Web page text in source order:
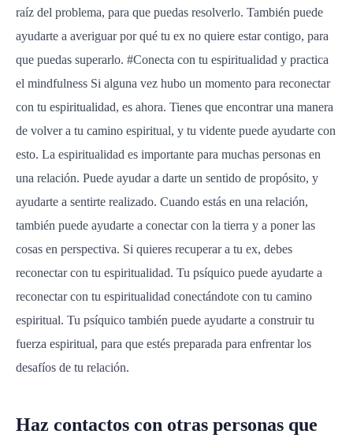
raíz del problema, para que puedas resolverlo. También puede
ayudarte a averiguar por qué tu ex no quiere estar contigo, para
que puedas superarlo. #Conecta con tu espiritualidad y practica
el mindfulness Si alguna vez hubo un momento para reconectar
con tu espiritualidad, es ahora. Tienes que encontrar una manera
de volver a tu camino espiritual, y tu vidente puede ayudarte con
esto. La espiritualidad es importante para muchas personas en
una relación. Puede ayudar a darte un sentido de propósito, y
ayudarte a sentirte realizado. Cuando estás en una relación,
también puede ayudarte a conectar con la tierra y a poner las
cosas en perspectiva. Si quieres recuperar a tu ex, debes
reconectar con tu espiritualidad. Tu psíquico puede ayudarte a
reconectar con tu espiritualidad conectándote con tu camino
espiritual. Tu psíquico también puede ayudarte a construir tu
fuerza espiritual, para que estés preparada para enfrentar los
desafíos de tu relación.
Haz contactos con otras personas que